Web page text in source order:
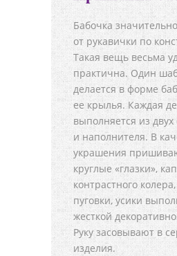
Бабочка
от рукавички по
Такая вещь весьма
практична. Один
делается в форме
ее крылья. Каждая
выполняется из двух
и наполнителя. В
украшения
круглые «глазки»,
контрастного
пуговки, усики
жесткой
Руку засовывают в
изделия.